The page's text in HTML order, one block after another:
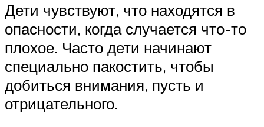
Дети чувствуют, что находятся в
опасности, когда случается что-то
плохое. Часто дети начинают
специально пакостить, чтобы
добиться внимания, пусть и
отрицательного.